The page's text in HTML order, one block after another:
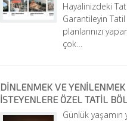
Hayalinizdeki
Garantileyin Tatil
planlarınızı
çok…
DINLENMEK VE YENILENMEK
İSTEYENLERE ÖZEL TATIL
Günlük yaşamın